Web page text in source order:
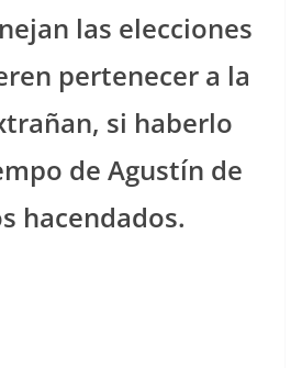
las elecciones
pertenecer a la
si haberlo
de Agustín de
hacendados.